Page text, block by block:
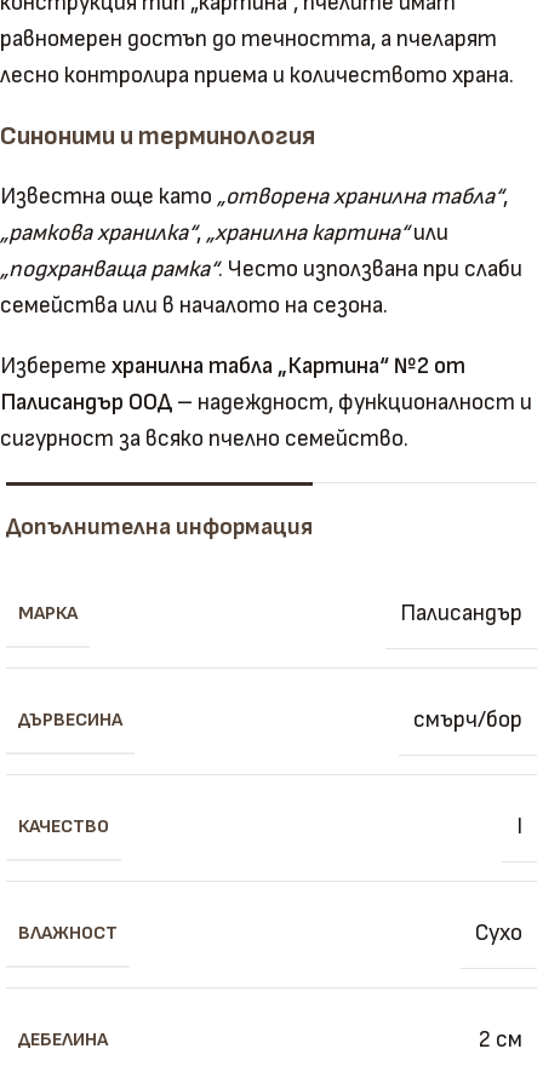
равномерен достъп до течността, а пчеларят
лесно контролира приема и количеството храна.
Синоними и терминология
Известна още като „отворена хранилна табла“,
„рамкова хранилка“,„хранилна картина“или
„подхранваща рамка“. Често използвана при слаби
семейства или в началото на сезона.
Изберете хранилна табла „Картина“ №2 от
Палисандър ООД – надеждност, функционалност и
сигурност за всяко пчелно семейство.
Допълнителна информация
МАРКА Палисандър
ДЪРВЕСИНА смърч/бор
КАЧЕСТВО I
ВЛАЖНОСТ Сухо
ДЕБЕЛИНА 2 см